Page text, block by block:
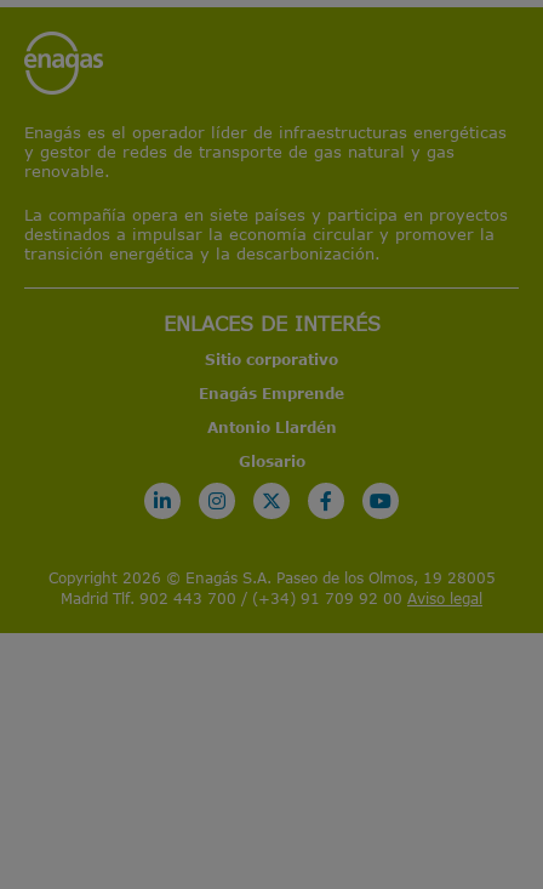
Enagás es el operador líder de infraestructuras energéticas
y gestor de redes de transporte de gas natural y gas
renovable.
La compañía opera en siete países y participa en proyectos
destinados a impulsar la economía circular y promover la
transición energética y la descarbonización.
ENLACES DE INTERÉS
Sitio corporativo
Enagás Emprende
Antonio Llardén
Glosario
Copyright 2026 © Enagás S.A. Paseo de los Olmos, 19 28005
Madrid Tlf. 902 443 700 / (+34) 91 709 92 00 Aviso legal